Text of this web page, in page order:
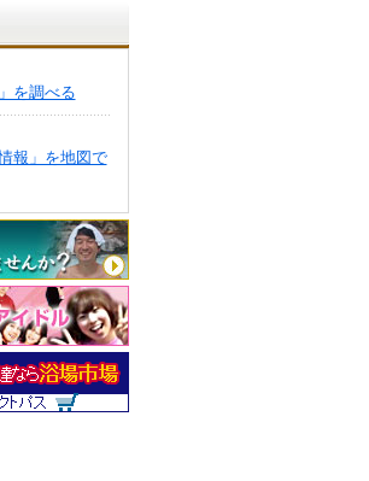
を調べる
報」を地図で